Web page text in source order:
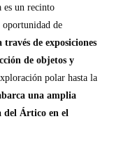
es un recinto
de
de exposiciones
de objetos y
polar hasta la
una amplia
del Ártico en el